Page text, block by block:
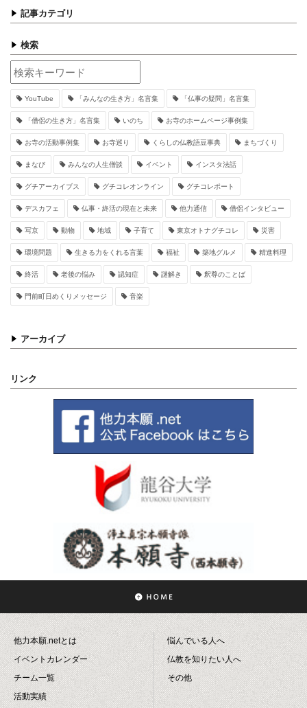
記事カテゴリ
検索
YouTube 「みんなの生き方」名言集 「仏事の疑問」名言集
「僧侶の生き方」名言集 いのち お寺のホームページ事例集
お寺の活動事例集 お寺巡り くらしの仏教語豆事典 まちづくり
まなび みんなの人生僧談 イベント インスタ法話
グチアーカイブス グチコレオンライン グチコレポート
デスカフェ 仏事・終活の現在と未来 他力通信 僧侶インタビュー
写京 動物 地域 子育て 東京オトナグチコレ 災害
環境問題 生きる力をくれる言葉 福祉 築地グルメ 精進料理
終活 老後の悩み 認知症 謎解き 釈尊のことば
門前町日めくりメッセージ 音楽
アーカイブ
リンク
他力本願.netとは
イベントカレンダー
チーム一覧
活動実績
悩んでいる人へ
仏教を知りたい人へ
その他